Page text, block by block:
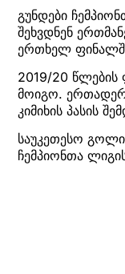
გუნდები
შეხვდნენ
ერთხელ
2019/20 წლების
მოიგო.
კიმიხის პასის
საუკეთესო
ჩემპიონთა